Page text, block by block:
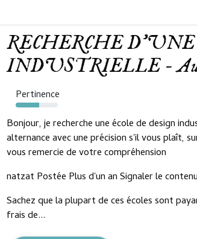
RECHERCHE
INDUSTRIELLE -
Pertinence
55%
Bonjour, je recherche une école de design
alternance avec une précision s'il vous plaît,
vous remercie de votre compréhension
natzat Postée Plus d'un an Signaler le contenu
Sachez que la plupart de ces écoles sont
frais de...